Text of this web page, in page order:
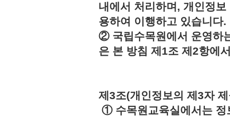
내에서 처리하며, 개인정
용하여 이행하고 있습니다.
② 국립수목원에서 운영하
은 본 방침 제1조 제2항에
제3조(개인정보의 제3자
① 수목원교육실에서는 정